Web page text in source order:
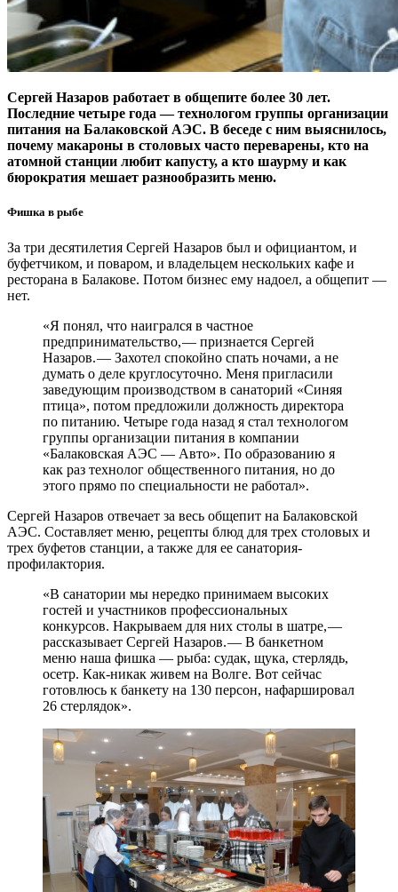
Сергей Назаров работает в общепите более 30 лет.
Последние четыре года — ​технологом группы организации
питания на Балаковской АЭС. В беседе с ним выяснилось,
почему макароны в столовых часто переварены, кто на
атомной станции любит капусту, а кто шаурму и как
бюрократия мешает разнообразить меню.
Фишка в рыбе
За три десятилетия Сергей Назаров был и официантом, и
буфетчиком, и поваром, и владельцем нескольких кафе и
ресторана в Балакове. Потом бизнес ему надоел, а общепит — ​
нет.
«Я понял, что наигрался в частное
предпринимательство, — ​признается Сергей
Назаров. — ​Захотел спокойно спать ночами, а не
думать о деле круглосуточно. Меня пригласили
заведующим производством в санаторий «Синяя
птица», потом предложили должность директора
по питанию. Четыре года назад я стал технологом
группы организации питания в компании
«Балаковская АЭС — ​Авто». По образованию я
как раз технолог общественного питания, но до
этого прямо по специальности не работал».
Сергей Назаров отвечает за весь общепит на Балаковской
АЭС. Составляет меню, рецепты блюд для трех столовых и
трех буфетов станции, а также для ее санатория-
профилактория.
«В санатории мы нередко принимаем высоких
гостей и участников профессиональных
конкурсов. Накрываем для них столы в шатре, — ​
рассказывает Сергей Назаров. — ​В банкетном
меню наша фишка — ​рыба: судак, щука, стерлядь,
осетр. Как-никак живем на Волге. Вот сейчас
готовлюсь к банкету на 130 персон, нафаршировал
26 стерлядок».